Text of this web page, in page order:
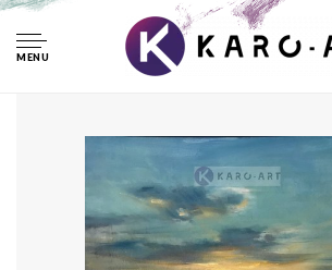
MENU
Afbeelding op acrylglas -